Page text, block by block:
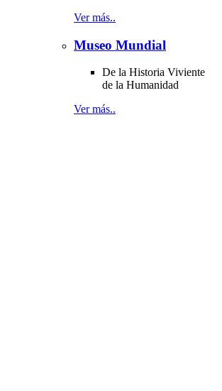
Ver más..
Museo Mundial
De la Historia Viviente
de la Humanidad
Ver más..